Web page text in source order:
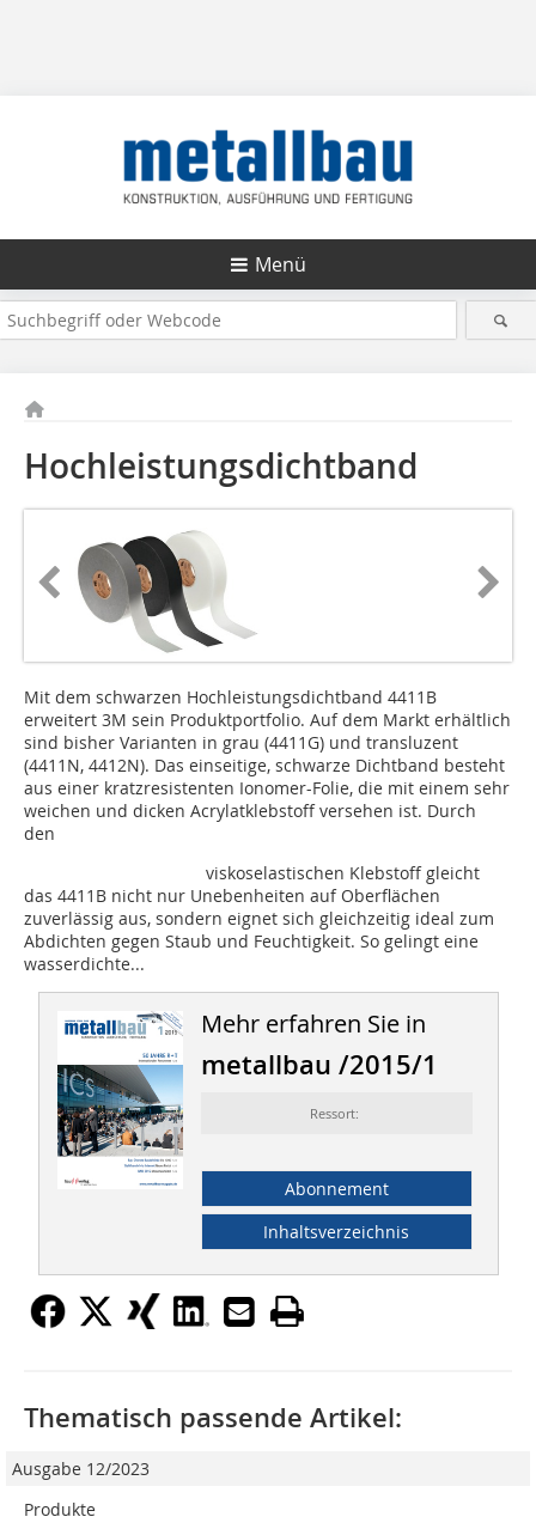
Menü
Hochleistungsdichtband
Mit dem schwarzen Hochleistungsdichtband 4411B
erweitert 3M sein Produktportfolio. Auf dem Markt erhältlich
sind bisher Varianten in grau (4411G) und transluzent
(4411N, 4412N). Das einseitige, schwarze Dichtband besteht
aus einer kratzresistenten Ionomer-Folie, die mit einem sehr
weichen und dicken Acrylatklebstoff versehen ist. Durch
den
viskoselastischen Klebstoff gleicht
das 4411B nicht nur Unebenheiten auf Oberflächen
zuverlässig aus, sondern eignet sich gleichzeitig ideal zum
Abdichten gegen Staub und Feuchtigkeit. So gelingt eine
wasserdichte...
Mehr erfahren Sie in
metallbau /2015/1
Ressort:
Abonnement
Inhaltsverzeichnis
Thematisch passende Artikel:
Ausgabe 12/2023
Produkte